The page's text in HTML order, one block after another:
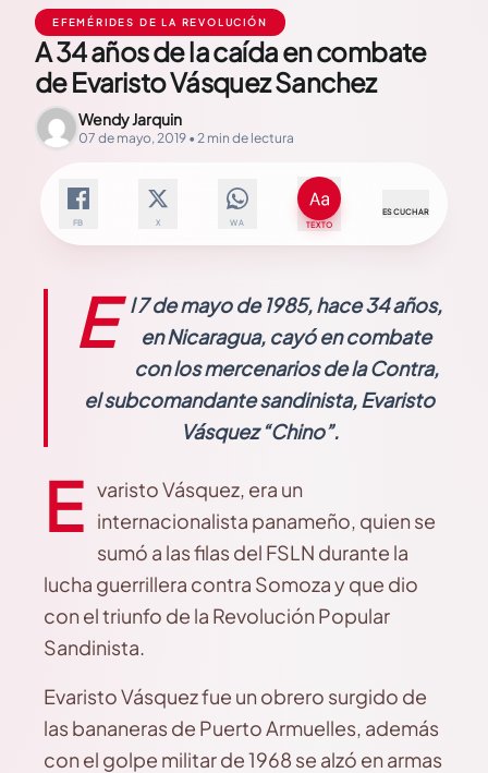
EFEMÉRIDES DE LA REVOLUCIÓN
A 34 años de la caída en combate
de Evaristo Vásquez Sanchez
Wendy Jarquin
07 de mayo, 2019 • 2 min de lectura
FB X WA TEXTO
ESCUCHAR
E
l 7 de mayo de 1985, hace 34 años,
en Nicaragua, cayó en combate
con los mercenarios de la Contra,
el subcomandante sandinista, Evaristo
Vásquez “Chino”.
E varisto Vásquez, era un
internacionalista panameño, quien se
sumó a las filas del FSLN durante la
lucha guerrillera contra Somoza y que dio
con el triunfo de la Revolución Popular
Sandinista.
Evaristo Vásquez fue un obrero surgido de
las bananeras de Puerto Armuelles, además
con el golpe militar de 1968 se alzó en armas